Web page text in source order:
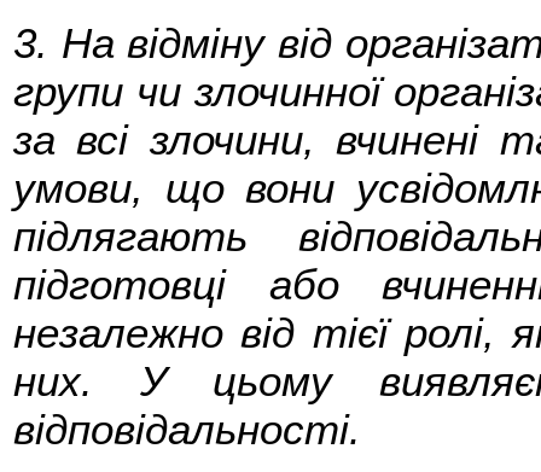
3. На відміну від
групи чи злочинної
за всі злочини, вчинені
умови, що вони
підлягають
підготовці або
незалежно від тієї ролі,
них. У цьому
відповідальності.